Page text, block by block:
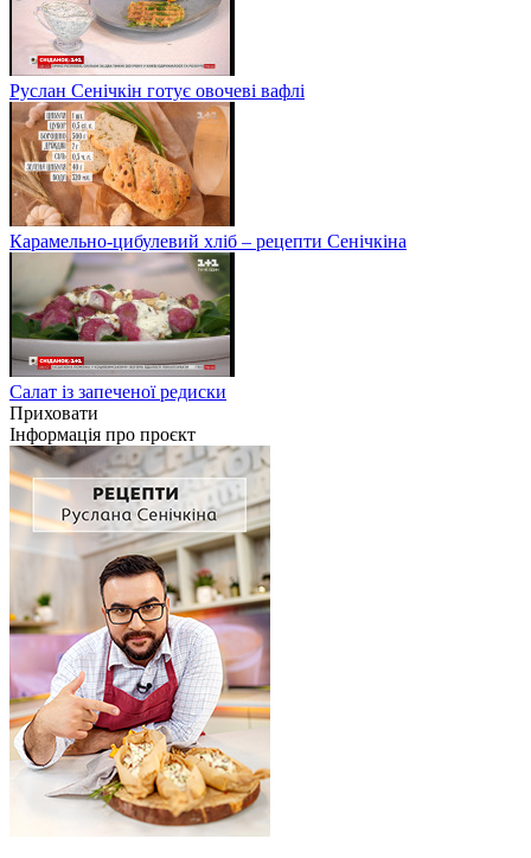
Руслан Сенічкін готує овочеві вафлі
Карамельно-цибулевий хліб – рецепти Сенічкіна
Салат із запеченої редиски
Приховати
Інформація про проєкт